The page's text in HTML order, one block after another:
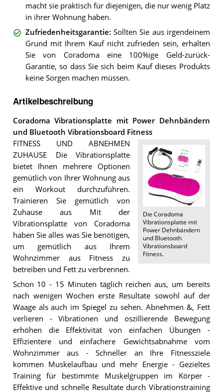
macht sie praktisch für diejenigen, die nur wenig Platz
in ihrer Wohnung haben.
Zufriedenheitsgarantie:Sollten Sie aus irgendeinem
Grund mit Ihrem Kauf nicht zufrieden sein, erhalten
Sie von Coradoma eine 100%ige Geld-zurück-
Garantie, so dass Sie sich beim Kauf dieses Produkts
keine Sorgen machen müssen.
Artikelbeschreibung
Coradoma Vibrationsplatte mit Power Dehnbändern
und Bluetooth Vibrationsboard Fitness
Die Coradoma
Vibrationsplatte mit
Power Dehnbändern
und Bluetooth
Vibrationsboard
Fitness.
FITNESS UND ABNEHMEN
ZUHAUSE Die Vibrationsplatte
bietet Ihnen mehrere Optionen
gemütlich von Ihrer Wohnung aus
ein Workout durchzuführen.
Trainieren Sie gemütlich von
Zuhause aus Mit der
Vibrationsplatte von Coradoma
haben Sie alles was Sie benötigen,
um gemütlich aus Ihrem
Wohnzimmer aus Fitness zu
betreiben und Fett zu verbrennen.
Schon 10 - 15 Minuten täglich reichen aus, um bereits
nach wenigen Wochen erste Resultate sowohl auf der
Waage als auch im Spiegel zu sehen. Abnehmen &, Fett
verlieren - Vibrationen und oszillierende Bewegung
erhöhen die Effektivität von einfachen Übungen -
Effizientere und einfachere Gewichtsabnahme vom
Wohnzimmer aus - Schneller an Ihre Fitnessziele
kommen Muskelaufbau und mehr Energie - Gezieltes
Training für bestimmte Muskelgruppen im Körper -
Effektive und schnelle Resultate durch Vibrationstraining